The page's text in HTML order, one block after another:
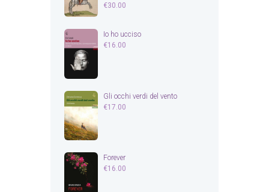
€30.00
Io ho ucciso
€16.00
Gli occhi verdi del vento
€17.00
Forever
€16.00